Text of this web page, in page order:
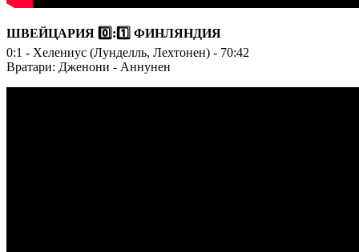
ШВЕЙЦАРИЯ 0️⃣:1️⃣ ФИНЛЯНДИЯ
0:1 - Хелениус (Лунделль, Лехтонен) - 70:42
Вратари: Дженони - Аннунен